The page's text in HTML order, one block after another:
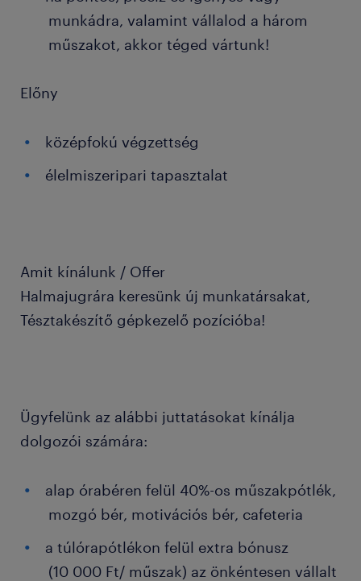
munkádra, valamint vállalod a három
műszakot, akkor téged vártunk!
Előny
középfokú végzettség
élelmiszeripari tapasztalat
Amit kínálunk / Offer
Halmajugrára keresünk új munkatársakat,
Tésztakészítő gépkezelő pozícióba!
Ügyfelünk az alábbi juttatásokat kínálja
dolgozói számára:
alap órabéren felül 40%-os műszakpótlék,
mozgó bér, motivációs bér, cafeteria
a túlórapótlékon felül extra bónusz
(10 000 Ft/ műszak) az önkéntesen vállalt